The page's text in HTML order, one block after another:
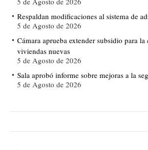
Respaldan modificaciones al sistema de
5 de Agosto de 2026
Cámara aprueba extender subsidio para la
viviendas nuevas
5 de Agosto de 2026
Sala aprobó informe sobre mejoras a la
5 de Agosto de 2026